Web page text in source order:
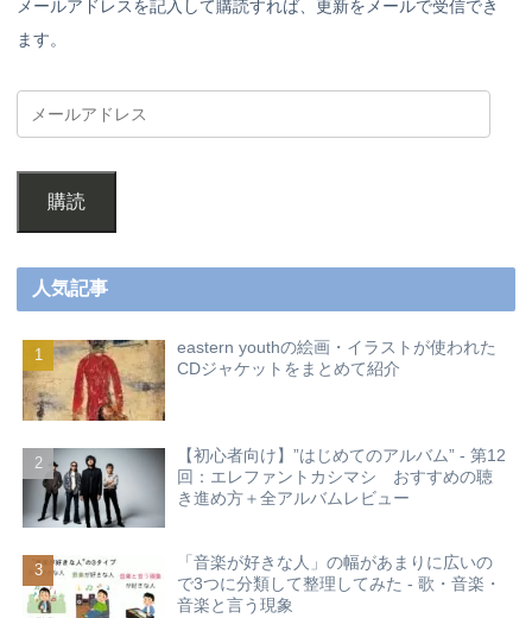
メールアドレスを記入して購読すれば、更新をメールで受信でき
ます。
購読
人気記事
eastern youthの絵画・イラストが使われた
CDジャケットをまとめて紹介
【初心者向け】”はじめてのアルバム” - 第12
回：エレファントカシマシ おすすめの聴
き進め方＋全アルバムレビュー
「音楽が好きな人」の幅があまりに広いの
で3つに分類して整理してみた - 歌・音楽・
音楽と言う現象